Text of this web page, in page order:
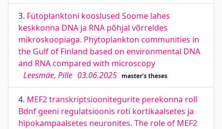
3. Fütoplanktoni kooslused Soome lahes
keskkonna DNA ja RNA põhjal võrreldes
mikroskoopiaga. Phytoplankton communities in
the Gulf of Finland based on environmental DNA
and RNA compared with microscopy
Leesmäe, Pille 03.06.2025 master's theses
4. MEF2 transkriptsioonitegurite perekonna roll
Bdnf geeni regulatsioonis roti kortikaalsetes ja
hipokampaalsetes neuronites. The role of MEF2